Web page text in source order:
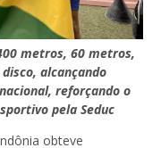
metros, 60 metros,
alcançando
reforçando o
pela Seduc
obteve